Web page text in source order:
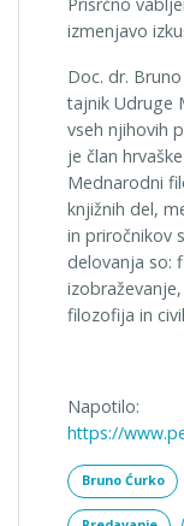
izmenjavo
Doc. dr.
tajnik Udruge
vseh njihovih
je član
Mednarodni
knjižnih del,
in priročnikov
delovanja so:
filozofija in
Napotilo:
https://
Bruno Ćurko